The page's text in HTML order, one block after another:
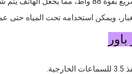
ويمكن استخدامه تحت المياه حتى عمق 50